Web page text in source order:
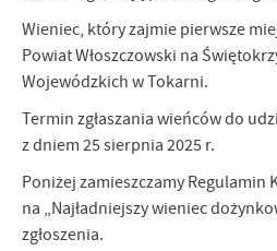
Wieniec, który zajmie pierwsze
Powiat Włoszczowski na
Wojewódzkich w Tokarni.
Termin zgłaszania wieńców do
z dniem 25 sierpnia 2025 r.
Poniżej zamieszczamy Regulamin
na „Najładniejszy wieniec
zgłoszenia.
popularności wśród użytkowników.
przetwarzane w formie
analityczne pliki cookies gwarantuje
funkcjonalności.
Dzięki reklamowym plikom cookies
informacje i aktualności na stronach
Promocyjne pliki cookies służą do
zwyczajów dotyczących przeglądanej
promocyjne mogą pojawić się na
Firmy te działają w charakterze
treści w postaci wiadomości, ofert,
społecznościowych.
Więcej